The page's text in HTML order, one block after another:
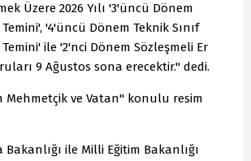
Üzere 2026 Yılı '3'üncü Dönem
'4'üncü Dönem Teknik Sınıf
ile '2'nci Dönem Sözleşmeli Er
9 Ağustos sona erecektir." dedi.
Mehmetçik ve Vatan" konulu resim
ile Milli Eğitim Bakanlığı